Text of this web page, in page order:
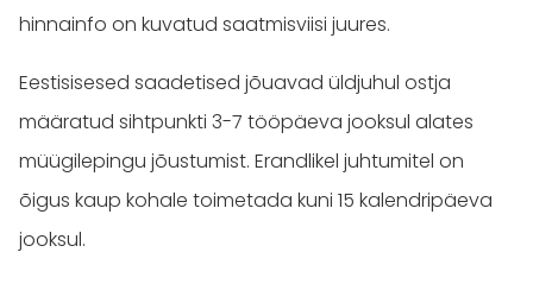
hinnainfo on kuvatud saatmisviisi juures.
Eestisisesed saadetised jõuavad üldjuhul ostja
määratud sihtpunkti 3-7 tööpäeva jooksul alates
müügilepingu jõustumist. Erandlikel juhtumitel on
õigus kaup kohale toimetada kuni 15 kalendripäeva
jooksul.